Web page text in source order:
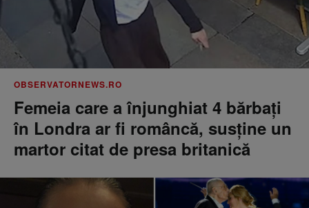
OBSERVATORNEWS.RO
Femeia care a înjunghiat 4 bărbați
în Londra ar fi româncă, susţine un
martor citat de presa britanică